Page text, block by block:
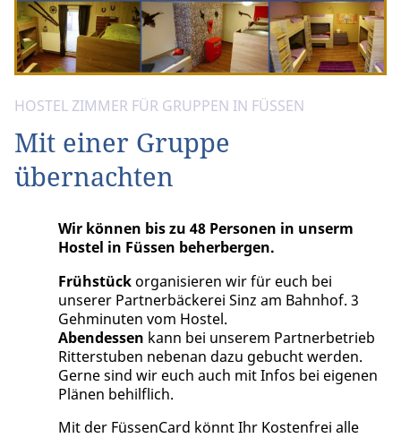
HOSTEL ZIMMER FÜR GRUPPEN IN FÜSSEN
Mit einer Gruppe
übernachten
Wir können bis zu 48 Personen in unserm
Hostel in Füssen beherbergen.
Frühstückorganisieren wir für euch bei
unserer Partnerbäckerei Sinz am Bahnhof. 3
Gehminuten vom Hostel.
Abendessen kann bei unserem Partnerbetrieb
Ritterstuben nebenan dazu gebucht werden.
Gerne sind wir euch auch mit Infos bei eigenen
Plänen behilflich.
Mit der FüssenCard könnt Ihr Kostenfrei alle